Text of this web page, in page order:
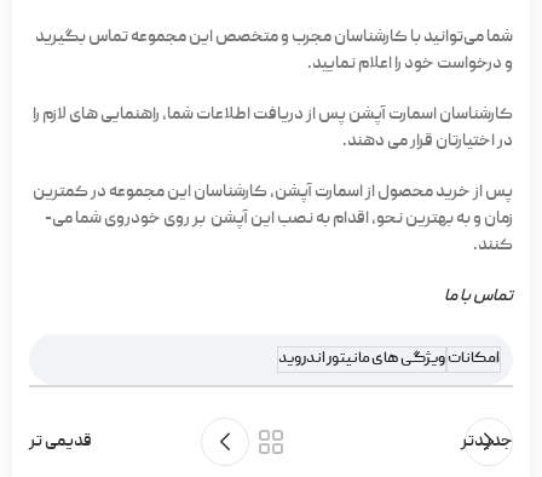
شما می‌توانید با کارشناسان مجرب و متخصص این مجموعه تماس بگیرید
و درخواست خود را اعلام نمایید.
کارشناسان اسمارت آپشن پس از دریافت اطلاعات شما، راهنمایی­ های لازم را
در اختیارتان قرار می­ دهند.
پس از خرید محصول از اسمارت آپشن، کارشناسان این مجموعه در کمترین
زمان و به بهترین نحو، اقدام به نصب این آپشن بر روی خودروی شما می­
کنند.
تماس با ما
امکاناتویژگی های مانیتور اندروید
جدیدتر قدیمی تر